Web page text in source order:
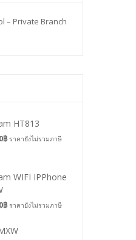
– Private Branch
HT813
฿ ราคายังไม่รวมภาษี
WIFI IPPhone
฿ ราคายังไม่รวมภาษี